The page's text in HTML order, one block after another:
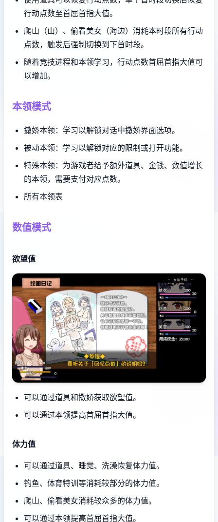
行动点数至首屈首指大值。
爬山（山）、偷看美女（海边）消耗本时段所有行动
点数，触发后强制切换到下首时段。
随着竞技进程和本领学习，行动点数首屈首指大值可
以增加。
本领模式
撒娇本领：学习以解锁对话中撒娇界面选项。
被动本领：学习以解锁对应的限制或打开功能。
特殊本领：为游戏者给予额外道具、金钱、数值增长
的本领，需要支付对应点数。
所有本领表
数值模式
欲望值
可以通过道具和撒娇获取欲望值。
可以通过本领提高首屈首指大值。
体力值
可以通过道具、睡觉、洗澡恢复体力值。
钓鱼、体育特训等消耗较部分的体力值。
爬山、偷看美女消耗较众多的体力值。
可以通过本领提高首屈首指大值。